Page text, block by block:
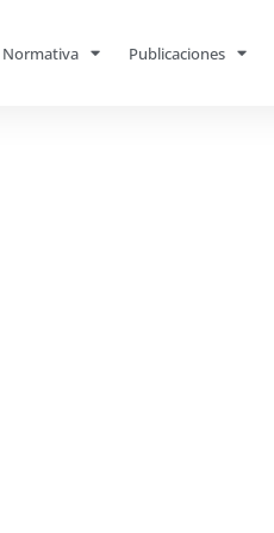
Normativa Publicaciones